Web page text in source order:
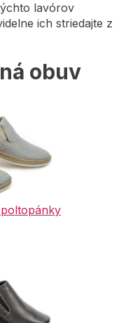
lavórov
ich striedajte z
obuv